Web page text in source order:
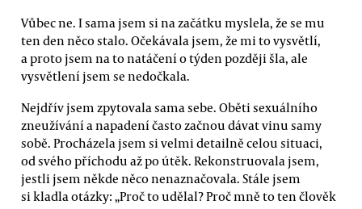
Vůbec ne. I sama jsem si na začátku myslela, že se mu
ten den něco stalo. Očekávala jsem, že mi to vysvětlí,
a proto jsem na to natáčení o týden později šla, ale
vysvětlení jsem se nedočkala.
Nejdřív jsem zpytovala sama sebe. Oběti sexuálního
zneužívání a napadení často začnou dávat vinu samy
sobě. Procházela jsem si velmi detailně celou situaci,
od svého příchodu až po útěk. Rekonstruovala jsem,
jestli jsem někde něco nenaznačovala. Stále jsem
si kladla otázky: „Proč to udělal? Proč mně to ten člověk